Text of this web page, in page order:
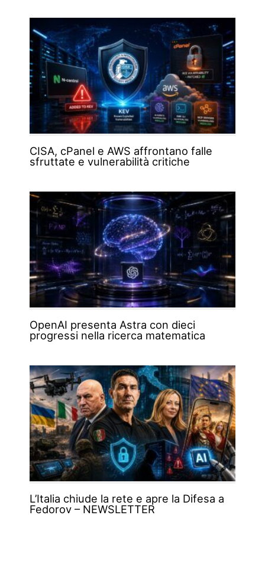
CISA, cPanel e AWS affrontano falle
sfruttate e vulnerabilità critiche
OpenAI presenta Astra con dieci
progressi nella ricerca matematica
L’Italia chiude la rete e apre la Difesa a
Fedorov – NEWSLETTER